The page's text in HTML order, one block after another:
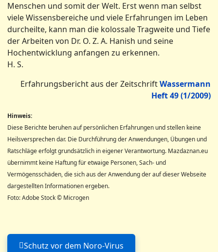
Menschen und somit der Welt. Erst wenn man selbst
viele Wissensbereiche und viele Erfahrungen im Leben
durcheilte, kann man die kolossale Tragweite und Tiefe
der Arbeiten von Dr. O. Z. A. Hanish und seine
Hochentwicklung anfangen zu erkennen.
H. S.
Erfahrungsbericht aus der ZeitschriftWassermann
Heft 49 (1/2009)
Hinweis:
Diese Berichte beruhen auf persönlichen Erfahrungen und stellen keine
Heilsversprechen dar. Die Durchführung der Anwendungen, Übungen und
Ratschläge erfolgt grundsätzlich in eigener Verantwortung. Mazdaznan.eu
übernimmt keine Haftung für etwaige Personen, Sach- und
Vermögensschäden, die sich aus der Anwendung der auf dieser Webseite
dargestellten Informationen ergeben.
Foto: Adobe Stock © Microgen
Schutz vor dem Noro-Virus